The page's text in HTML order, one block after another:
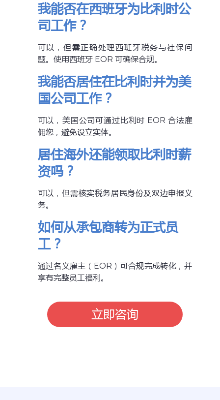
我能否在西班牙为比利时公
司工作？
可以，但需正确处理西班牙税务与社保问
题。使用西班牙 EOR 可确保合规。
我能否居住在比利时并为美
国公司工作？
可以，美国公司可通过比利时 EOR 合法雇
佣您，避免设立实体。
居住海外还能领取比利时薪
资吗？
可以，但需核实税务居民身份及双边申报义
务。
如何从承包商转为正式员
工？
通过名义雇主（EOR）可合规完成转化，并
享有完整员工福利。
立即咨询